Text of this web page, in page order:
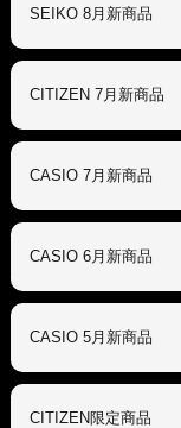
SEIKO 8月新商品
CITIZEN 7月新商品
CASIO 7月新商品
CASIO 6月新商品
CASIO 5月新商品
CITIZEN限定商品